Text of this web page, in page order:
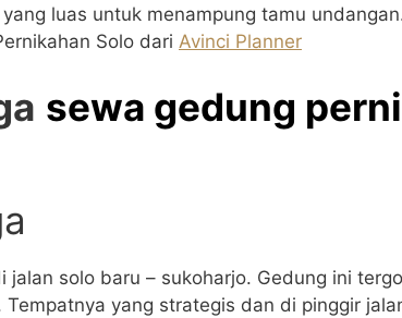
luas untuk menampung tamu
Solo dari Avinci Planner
sewa gedung
jalan solo baru – sukoharjo. Gedung ini
yang strategis dan di pinggir